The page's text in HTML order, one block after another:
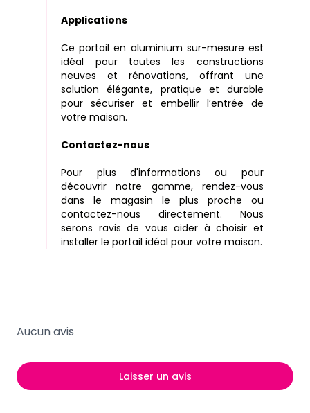
Applications
Ce portail en aluminium sur-mesure est
idéal pour toutes les constructions
neuves et rénovations, offrant une
solution élégante, pratique et durable
pour sécuriser et embellir l’entrée de
votre maison.
Contactez-nous
Pour plus d'informations ou pour
découvrir notre gamme, rendez-vous
dans le magasin le plus proche ou
contactez-nous directement. Nous
serons ravis de vous aider à choisir et
installer le portail idéal pour votre maison.
Aucun avis
Laisser un avis